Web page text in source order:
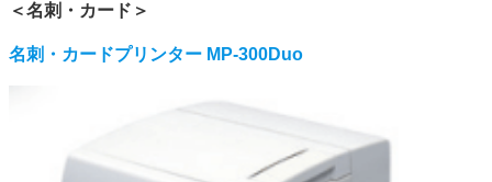
＜名刺・カード＞
名刺・カードプリンター MP-300Duo